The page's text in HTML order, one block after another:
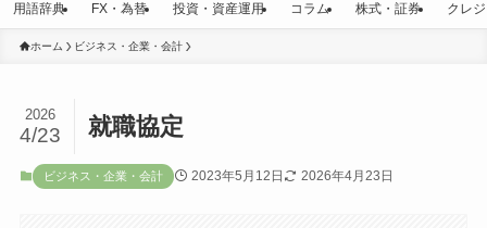
用語辞典 FX・為替 投資・資産運用 コラム 株式・証券 クレ
ホーム ビジネス・企業・会計
就職協定
2026
4/23
ビジネス・企業・会計 2023年5月12日 2026年4月23日